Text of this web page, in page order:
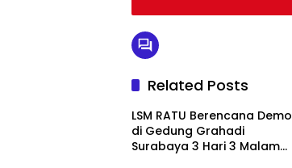
Related Posts
LSM RATU Berencana Demo
di Gedung Grahadi
Surabaya 3 Hari 3 Malam